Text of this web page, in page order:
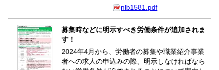
nlb1581.pdf
募集時などに明示すべき労働条件が追加されま
す！
2024年4月から、労働者の募集や職業紹介事業
者への求人の申込みの際、明示しなければなら